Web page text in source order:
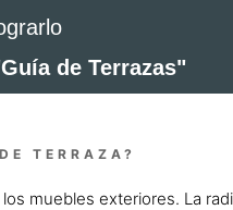
de Terrazas"
TERRAZA?
muebles exteriores. La